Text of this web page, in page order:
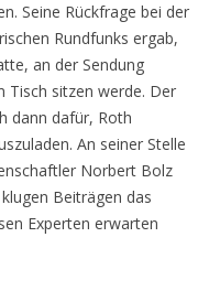
Seine Rückfrage bei der
Rundfunks ergab,
an der Sendung
Tisch sitzen werde. Der
dann dafür, Roth
An seiner Stelle
Norbert Bolz
Beiträgen das
Experten erwarten